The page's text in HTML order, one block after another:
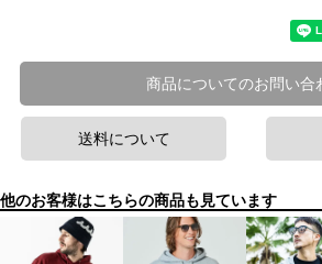
商品についてのお問い合
送料について
他のお客様はこちらの商品も見ています